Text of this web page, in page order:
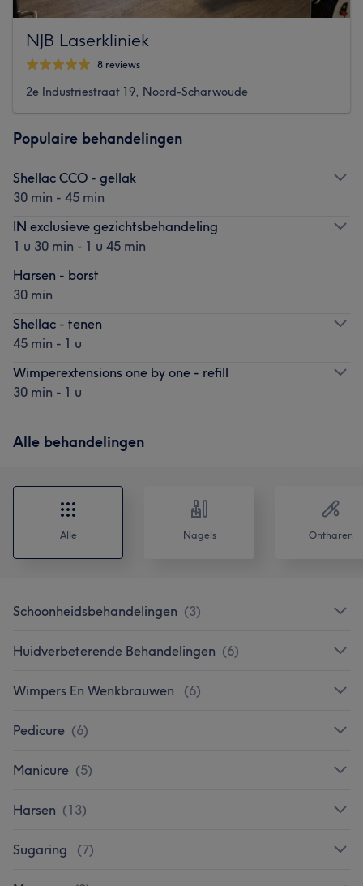
NJB Laserkliniek
8 reviews
2e Industriestraat 19, Noord-Scharwoude
Populaire behandelingen
Shellac CCO - gellak
30 min - 45 min
IN exclusieve gezichtsbehandeling
1 u 30 min - 1 u 45 min
Harsen - borst
30 min
Shellac - tenen
45 min - 1 u
Wimperextensions one by one - refill
30 min - 1 u
Alle behandelingen
Alle Nagels Ontharen
Schoonheidsbehandelingen (3)
Huidverbeterende Behandelingen (6)
Wimpers En Wenkbrauwen (6)
Pedicure (6)
Manicure (5)
Harsen (13)
Sugaring (7)